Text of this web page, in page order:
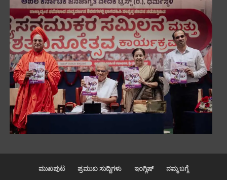
ಮುಖಪುಟ ಪ್ರಮುಖ ಸುದ್ದಿಗಳು ಇಂಗ್ಲಿಷ್ ನಮ್ಮ ಬಗ್ಗೆ